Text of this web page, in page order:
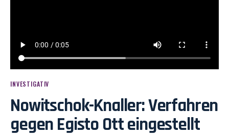
INVESTIGATIV
Nowitschok-Knaller: Verfahren
gegen Egisto Ott eingestellt